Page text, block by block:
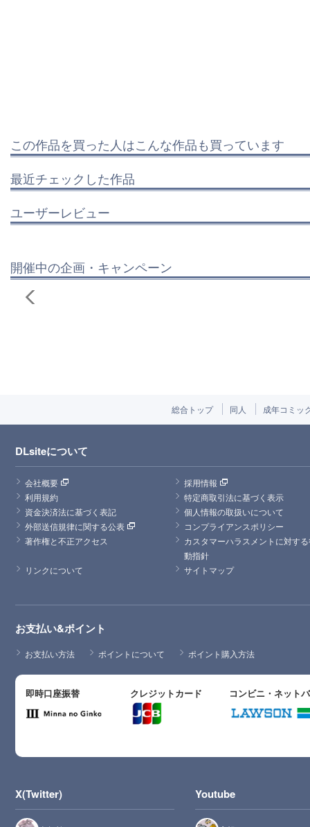
この作品を買った人はこんな作品も買っています
最近チェックした作品
ユーザーレビュー
開催中の企画・キャンペーン
総合トップ 同人 成年コミッ
DLsiteについて
会社概要
採用情報
利用規約
特定商取引法に基づく表示
資金決済法に基づく表記
個人情報の取扱いについて
外部送信規律に関する公表
コンプライアンスポリシー
著作権と不正アクセス
カスタマーハラスメントに対す
動指針
リンクについて
サイトマップ
お支払い&ポイント
お支払い方法 ポイントについて ポイント購入方法
即時口座振替 クレジットカード コンビニ・ネット
X(Twitter) Youtube